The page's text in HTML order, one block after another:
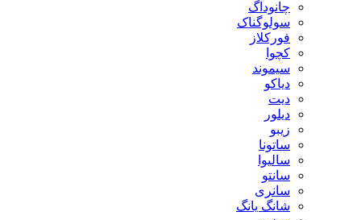
چانوداگ
سولوگناک
فورکلاز
کچوا
سیموند
دیاکو
دیت
دیلور
زیبو
ساتونا
سالیوا
سانتو
سانری
شانگ یانگ